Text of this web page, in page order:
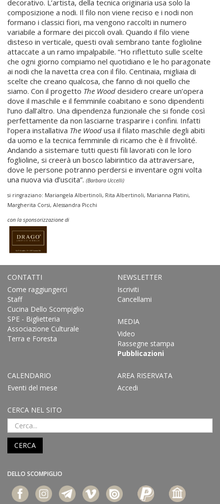
decorativo. L’artista, della tecnica originaria usa solo la
composizione a nodi. Il filo non viene reciso e i nodi non
formano i classici fiori, ma vengono raccolti in numero
variabile a formare dei piccoli ovali. Quando il filo viene
disteso in verticale, questi ovali sembrano tante foglioline
attaccate a un ramo impalpabile. “Ho riflettuto sulle scelte
che ogni giorno compiamo nel quotidiano e le ho paragonate
ai nodi che la navetta crea con il filo. Centinaia, migliaia di
scelte che creano qualcosa, che fanno di noi quello che
siamo. Con il progetto The Wood desidero creare un’opera
dove il maschile e il femminile coabitano e sono dipendenti
l’uno dall’altro. Una dipendenza funzionale che si fonde così
perfettamente da non lasciarne trasparire i confini. Infatti
l’opera installativa The Wood usa il filato maschile degli abiti
da uomo e la tecnica femminile di ricamo che è il frivolité.
Andando a sistemare tutti questi fili lavorati con le loro
foglioline, si creerà un bosco labirintico da attraversare,
dove le persone potranno perdersi e inventare ogni volta
una nuova via d’uscita”. (Barbara Uccelli)
si ringraziano: Mariangela Albertinoli, Rita Albertinoli, Marianna Platini,
Margherita Corsi, Alessandra Picchi
con la sponsorizzazione di
CONTATTI
Come raggiungerci
Staff
Cucina Dello Scompiglio
SPE - Biglietteria
Associazione Culturale
Terra e Foresta
NEWSLETTER
Iscriviti
Cancellami
MEDIA
Video
Rassegne stampa
Pubblicazioni
CALENDARIO
Eventi del mese
AREA RISERVATA
Accedi
CERCA NEL SITO
CERCA
DELLO SCOMPIGLIO